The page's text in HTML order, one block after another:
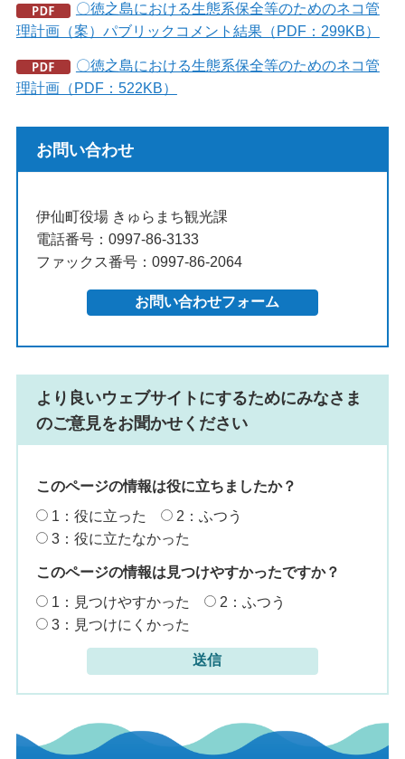
〇徳之島における生態系保全等のためのネコ管
理計画（案）パブリックコメント結果（PDF：299KB）
〇徳之島における生態系保全等のためのネコ管
理計画（PDF：522KB）
お問い合わせ
伊仙町役場 きゅらまち観光課
電話番号：0997-86-3133
ファックス番号：0997-86-2064
より良いウェブサイトにするためにみなさま
のご意見をお聞かせください
このページの情報は役に立ちましたか？
1：役に立った
2：ふつう
3：役に立たなかった
このページの情報は見つけやすかったですか？
1：見つけやすかった
2：ふつう
3：見つけにくかった